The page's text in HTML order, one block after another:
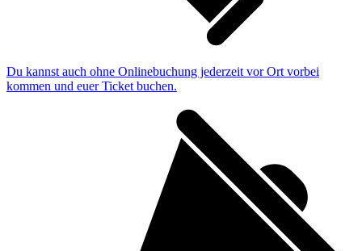
Du kannst auch ohne Onlinebuchung jederzeit vor Ort vorbei
kommen und euer Ticket buchen.